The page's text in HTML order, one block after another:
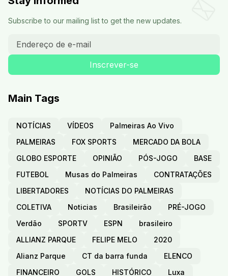
Subscribe to our mailing list to get the new updates.
Main Tags
NOTÍCIAS VÍDEOS
Palmeiras Ao Vivo
PALMEIRAS
FOX SPORTS
MERCADO DA BOLA
GLOBO ESPORTE
OPINIÃO PÓS-JOGO
BASE
FUTEBOL
Musas do Palmeiras
CONTRATAÇÕES
LIBERTADORES
NOTÍCIAS DO PALMEIRAS
COLETIVA
Noticias Brasileirão
PRÉ-JOGO
Verdão
SPORTV ESPN
brasileiro
ALLIANZ PARQUE
FELIPE MELO
2020
Alianz Parque
CT da barra funda
ELENCO
FINANCEIRO
GOLS HISTÓRICO
Luxa